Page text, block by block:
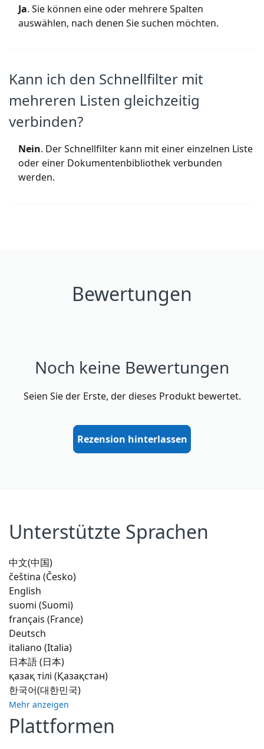
Ja. Sie können eine oder mehrere Spalten
auswählen, nach denen Sie suchen möchten.
Kann ich den Schnellfilter mit
mehreren Listen gleichzeitig
verbinden?
Nein. Der Schnellfilter kann mit einer einzelnen Liste
oder einer Dokumentenbibliothek verbunden
werden.
Bewertungen
Noch keine Bewertungen
Seien Sie der Erste, der dieses Produkt bewertet.
Rezension hinterlassen
Unterstützte Sprachen
中文(中国)
čeština (Česko)
English
suomi (Suomi)
français (France)
Deutsch
italiano (Italia)
日本語 (日本)
қазақ тілі (Қазақстан)
한국어(대한민국)
Mehr anzeigen
Plattformen